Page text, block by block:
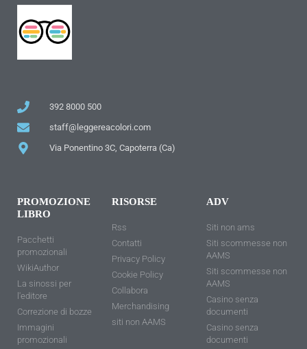
392 8000 500
staff@leggereacolori.com
Via Ponentino 3C, Capoterra (Ca)
PROMOZIONE
LIBRO
Pacchetti
promozionali
WikiAuthor
La sinossi per
l'editore
Correzione di bozze
Immagini
promozionali
RISORSE
Rss
Contatti
Privacy Policy
Cookie Policy
Collabora
Merchandising
siti non AAMS
ADV
Siti non ams
Siti scommesse non
AAMS
Siti scommesse non
AAMS
Casino senza
documenti
Casino senza
documenti